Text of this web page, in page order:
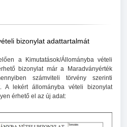
bizonylat adattartalmát
a Kimutatások/Állományba vételi
bizonylat már a Maradványérték
számviteli törvény szerinti
lekért állományba vételi bizonylat
érhető el az új adat: